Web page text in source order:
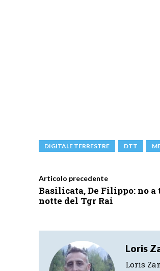
DIGITALE TERRESTRE DTT
Articolo precedente
Basilicata, De Filippo: no
notte del Tgr Rai
Loris
Loris